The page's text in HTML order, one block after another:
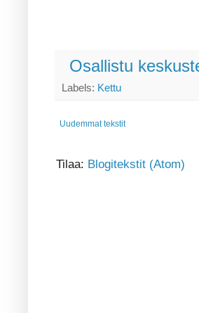
Osallistu
Labels: Kettu
Uudemmat tekstit
Tilaa: Blogitekstit (Atom)